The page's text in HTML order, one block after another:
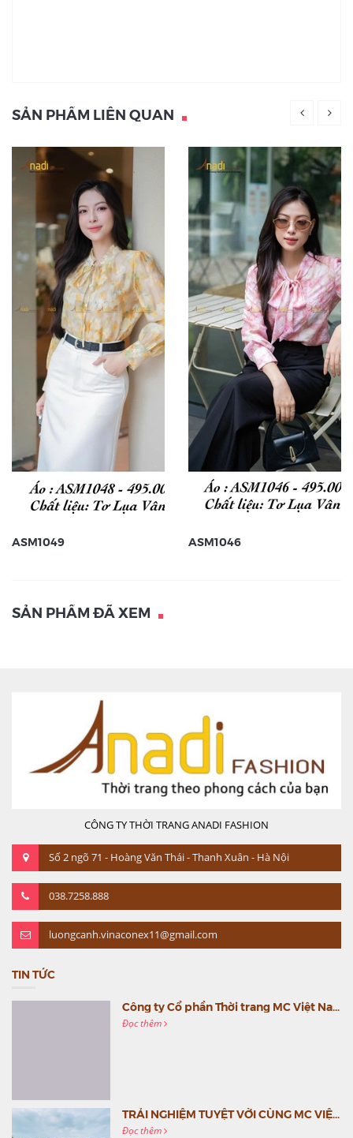
SẢN PHẨM LIÊN QUAN
ASM1049 ASM1046
SẢN PHẨM ĐÃ XEM
CÔNG TY THỜI TRANG ANADI FASHION
Số 2 ngõ 71 - Hoàng Văn Thái - Thanh Xuân - Hà Nội
038.7258.888
luongcanh.vinaconex11@gmail.com
TIN TỨC
Công ty Cổ phần Thời trang MC Việt Nam (MC Fashion) tổ chức Gala mừng sinh nhật lần thứ 9
Đọc thêm
TRẢI NGHIỆM TUYỆT VỜI CÙNG MC VIỆT NAM
Đọc thêm